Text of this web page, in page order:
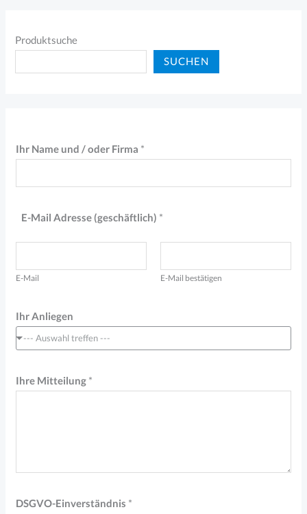
Produktsuche
SUCHEN
-
h
A
n
i
Ihr Name und / oder Firma *
E-Mail Adresse (geschäftlich) *
E-Mail E-Mail bestätigen
Ihr Anliegen
--- Auswahl treffen ---
Ihre Mitteilung *
DSGVO-Einverständnis *